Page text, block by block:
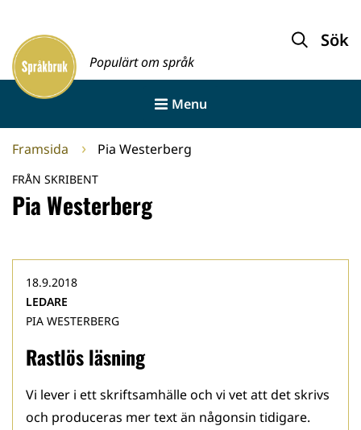
innehållet
Framsida
Populärt om språk
Sök
Menu
Framsida Pia Westerberg
FRÅN SKRIBENT
Pia Westerberg
Rastlös läsning
18.9.2018
LEDARE
PIA WESTERBERG
Vi lever i ett skriftsamhälle och vi vet att det skrivs
och produceras mer text än någonsin tidigare.